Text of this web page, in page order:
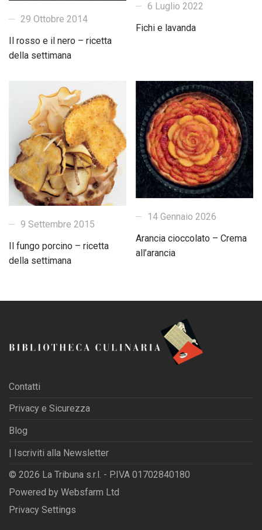
29 Ottobre 2014
Il rosso e il nero – ricetta
della settimana
6 Luglio 2022
Fichi e lavanda
9 Settembre 2015
Il fungo porcino – ricetta
della settimana
14 Gennaio 2026
Arancia cioccolato – Crema
all’arancia
Contatti
Privacy e Sicurezza
Blog
| Iscriviti alla Newsletter
© 2026 La Tribuna s.r.l. - P.IVA 01702840180
Powered by Websfarm Ltd
Privacy Settings